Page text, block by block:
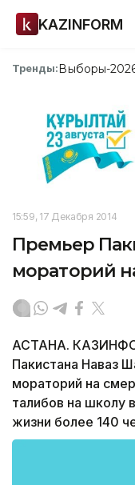
KAZINFORM
Тренды:Выборы-
15:59, 17 Декабря 2014
Премьер
мораторий
АСТАНА.
Пакистана Наваз
мораторий на
талибов на школу
жизни более 140